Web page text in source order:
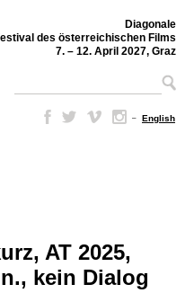
Diagonale
des österreichischen Films
7. – 12. April 2027, Graz
– English
AT 2025,
kein Dialog